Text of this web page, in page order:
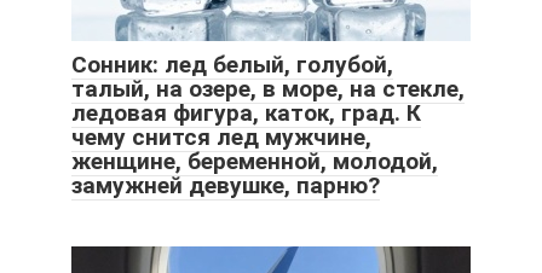
Сонник: лед белый, голубой,
талый, на озере, в море, на стекле,
ледовая фигура, каток, град. К
чему снится лед мужчине,
женщине, беременной, молодой,
замужней девушке, парню?